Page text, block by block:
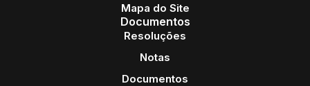
Mapa do Site
Documentos
Resoluções
Notas
Documentos